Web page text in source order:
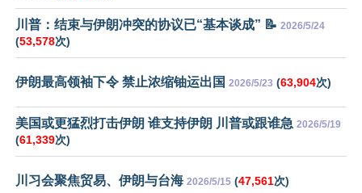
川普：结束与伊朗冲突的协议已“基本谈成” 📝 2026/5/24
(53,578次)
伊朗最高领袖下令 禁止浓缩铀运出国 2026/5/23 (63,904次)
美国或更猛烈打击伊朗 谁支持伊朗 川普或跟谁急 2026/5/19
(61,339次)
川习会聚焦贸易、伊朗与台海 2026/5/15 (47,561次)